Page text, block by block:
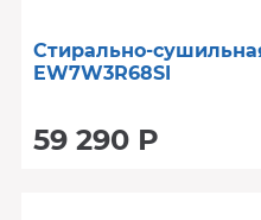
Стирально-
EW7W3R68SI
59 290 Р